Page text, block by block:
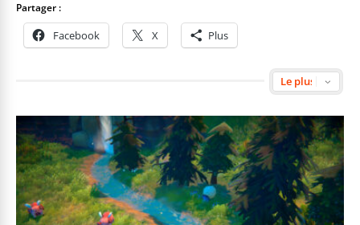
Partager :
Facebook X Plus